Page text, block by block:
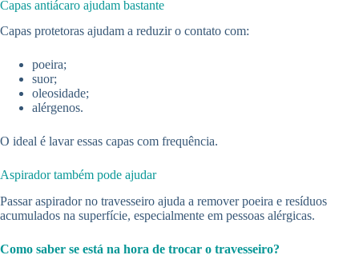
Capas antiácaro ajudam bastante
Capas protetoras ajudam a reduzir o contato com:
poeira;
suor;
oleosidade;
alérgenos.
O ideal é lavar essas capas com frequência.
Aspirador também pode ajudar
Passar aspirador no travesseiro ajuda a remover poeira e resíduos
acumulados na superfície, especialmente em pessoas alérgicas.
Como saber se está na hora de trocar o travesseiro?